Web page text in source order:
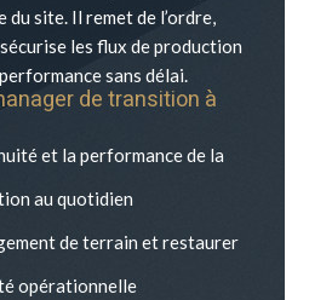
du site. Il remet de l’ordre,
les flux de production
sans délai.
de transition à
et la performance de la
au quotidien
de terrain et restaurer
opérationnelle